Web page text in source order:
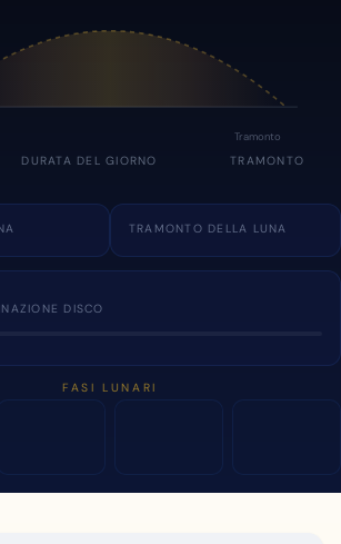
Tramonto
DURATA DEL GIORNO TRAMONTO
TRAMONTO DELLA LUNA
DISCO
FASI LUNARI